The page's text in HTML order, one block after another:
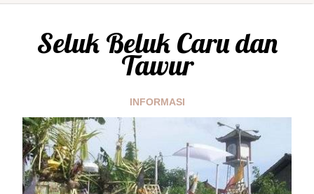
Seluk Beluk Caru dan
Tawur
INFORMASI